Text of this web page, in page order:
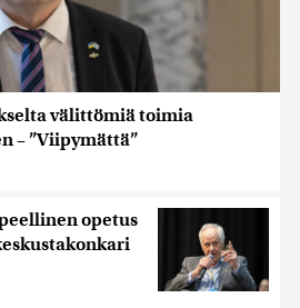
välittömiä toimia
– ”Viipymättä”
opetus